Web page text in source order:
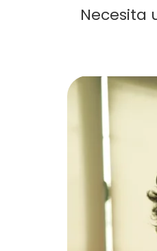
Necesita